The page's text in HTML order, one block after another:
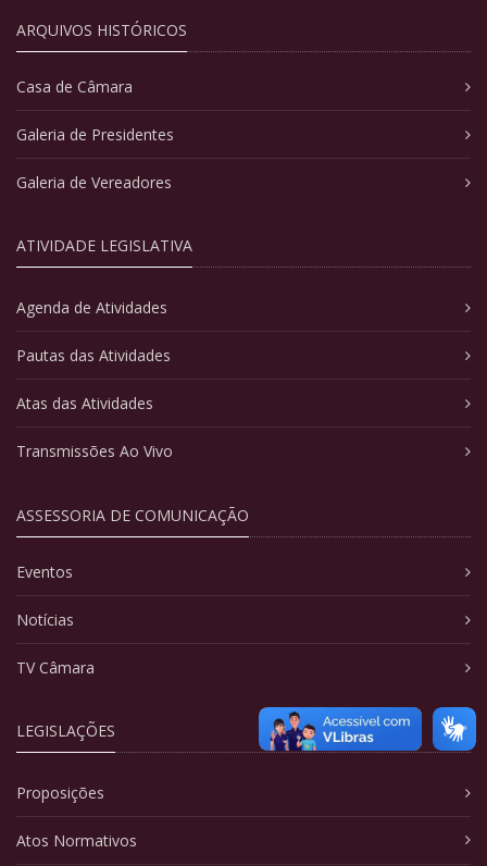
ARQUIVOS HISTÓRICOS
Casa de Câmara
Galeria de Presidentes
Galeria de Vereadores
ATIVIDADE LEGISLATIVA
Agenda de Atividades
Pautas das Atividades
Atas das Atividades
Transmissões Ao Vivo
ASSESSORIA DE COMUNICAÇÃO
Eventos
Notícias
TV Câmara
LEGISLAÇÕES
Proposições
Atos Normativos